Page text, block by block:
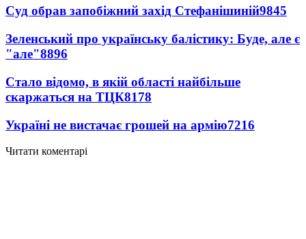
Суд обрав запобіжний захід Стефанішиній9845
Зеленський про українську балістику: Буде, але є
"але"8896
Стало відомо, в якій області найбільше
скаржаться на ТЦК8178
Україні не вистачає грошей на армію7216
Читати коментарі